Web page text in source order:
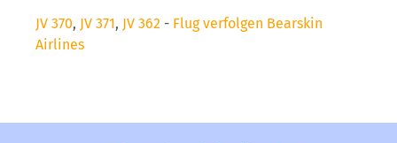
JV 370, JV 371, JV 362 - Flug verfolgen Bearskin
Airlines